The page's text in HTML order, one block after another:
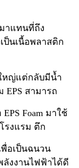
าแทนที่ถึง
ป็นเนื้อพลาสติก
หญ่แต่กลับมีน้ำ
สามารถ
EPS Foam มาใช้
รงแรม ตึก
พื่อเป็นฉนวน
งงานไฟฟ้าได้ดี